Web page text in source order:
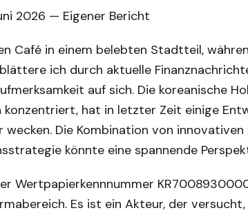
2026 — Eigener Bericht
Café in einem belebten Stadtteil,
ich durch aktuelle
auf sich. Die koreanische
konzentriert, hat in letzter Zeit einige
wecken. Die Kombination von
könnte eine spannende
Wertpapierkennnummer
Es ist ein Akteur, der